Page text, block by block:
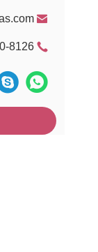
8126